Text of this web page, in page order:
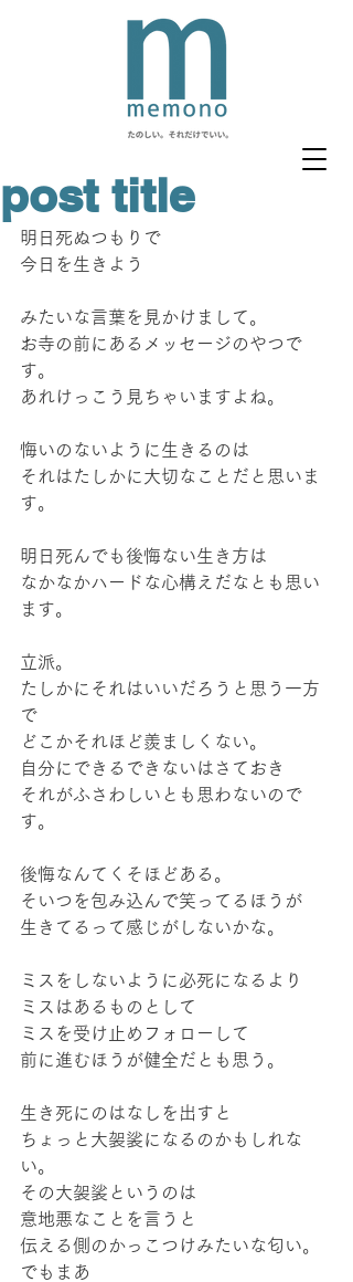
post title
明日死ぬつもりで
今日を生きよう
みたいな言葉を見かけまして。
お寺の前にあるメッセージのやつで
す。
あれけっこう見ちゃいますよね。
悔いのないように生きるのは
それはたしかに大切なことだと思いま
す。
明日死んでも後悔ない生き方は
なかなかハードな心構えだなとも思い
ます。
立派。
たしかにそれはいいだろうと思う一方
で
どこかそれほど羨ましくない。
自分にできるできないはさておき
それがふさわしいとも思わないので
す。
後悔なんてくそほどある。
そいつを包み込んで笑ってるほうが
生きてるって感じがしないかな。
ミスをしないように必死になるより
ミスはあるものとして
ミスを受け止めフォローして
前に進むほうが健全だとも思う。
生き死にのはなしを出すと
ちょっと大袈裟になるのかもしれな
い。
その大袈裟というのは
意地悪なことを言うと
伝える側のかっこつけみたいな匂い。
でもまあ